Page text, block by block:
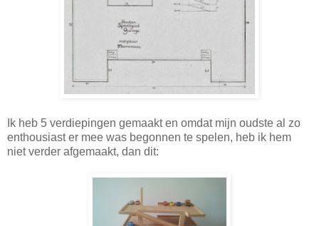
Ik heb 5 verdiepingen gemaakt en omdat mijn oudste al zo
enthousiast er mee was begonnen te spelen, heb ik hem
niet verder afgemaakt, dan dit: